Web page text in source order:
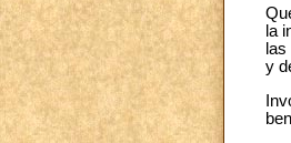
la
y